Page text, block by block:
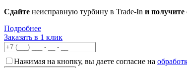
Сдайте неисправную турбину в Trade-In и получите
Подробнее
Заказать в 1 клик
Нажимая на кнопку, вы даете согласие на